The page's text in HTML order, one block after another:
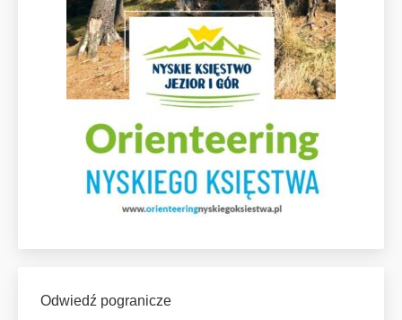
Odwiedź pogranicze